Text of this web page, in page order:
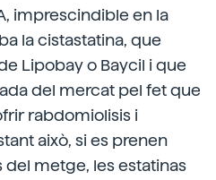
imprescindible en la
la cistastatina, que
Lipobay o Baycil i que
del mercat pel fet que
rabdomiolisis i
això, si es prenen
metge, les estatinas